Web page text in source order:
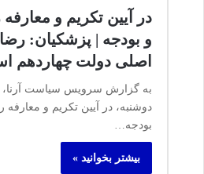
در آیین تکریم و
و بودجه | پزشکیان:
اصلی دولت چهاردهم
به گزارش سرویس سیاست آرنا،
دوشنبه، در آیین تکریم و
بودجه…
بیشتر بخوانید »